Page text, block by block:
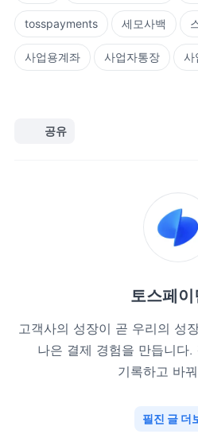
tosspayments 세모사백
사업용계좌 사업자통장 사
공유
토스페
고객사의 성장이 곧 우리의 성
나은 결제 경험을 만듭니다
기록하고 바
필진 글 더